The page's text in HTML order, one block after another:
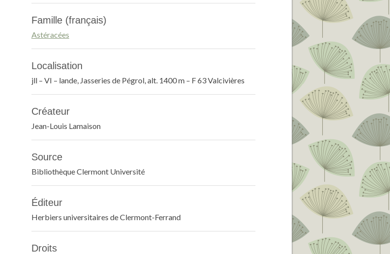
Famille (français)
Astéracées
Localisation
jll – VI – lande, Jasseries de Pégrol, alt. 1400 m – F 63 Valcivières
Créateur
Jean-Louis Lamaison
Source
Bibliothèque Clermont Université
Éditeur
Herbiers universitaires de Clermont-Ferrand
Droits